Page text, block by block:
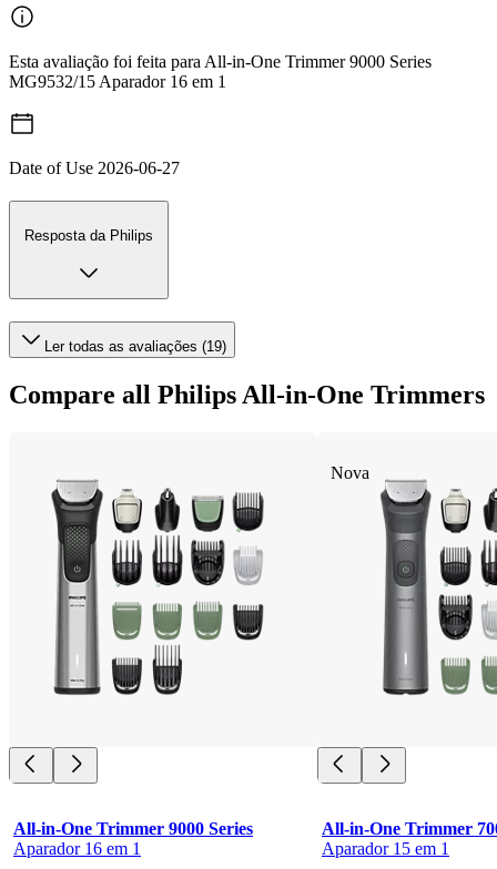
Esta avaliação foi feita para All-in-One Trimmer 9000 Series
MG9532/15 Aparador 16 em 1
Date of Use 2026-06-27
Resposta da Philips
Ler todas as avaliações (19)
Compare all Philips All-in-One Trimmers
All-in-One Trimmer 9000 Series
Aparador 16 em 1
Nova
All-in-One Trimmer
Aparador 15 em 1